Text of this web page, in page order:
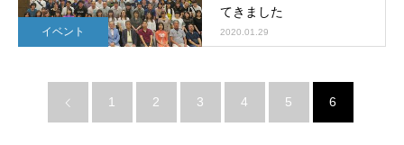
イベント
てきました
2020.01.29
1 2 3 4 5 6